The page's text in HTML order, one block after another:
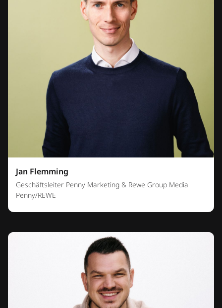
Jan Flemming
Geschäftsleiter Penny Marketing & Rewe Group Media
Penny/REWE